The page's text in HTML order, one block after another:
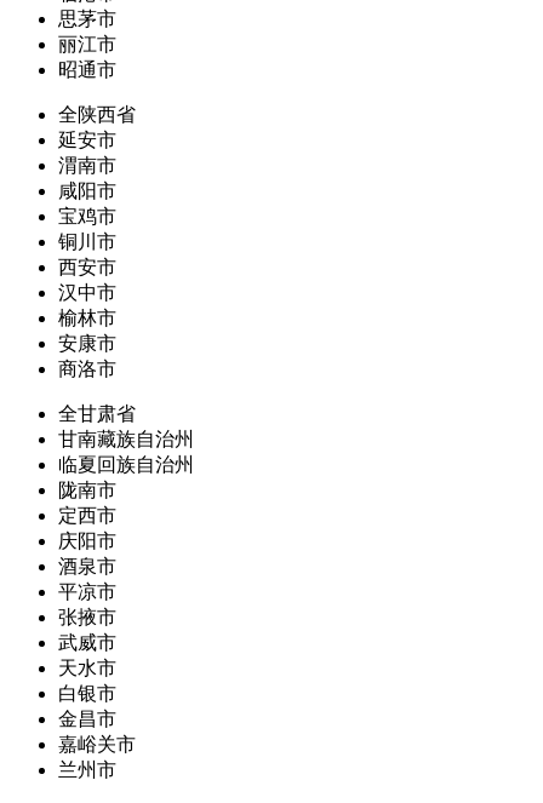
思茅市
丽江市
昭通市
全陕西省
延安市
渭南市
咸阳市
宝鸡市
铜川市
西安市
汉中市
榆林市
安康市
商洛市
全甘肃省
甘南藏族自治州
临夏回族自治州
陇南市
定西市
庆阳市
酒泉市
平凉市
张掖市
武威市
天水市
白银市
金昌市
嘉峪关市
兰州市